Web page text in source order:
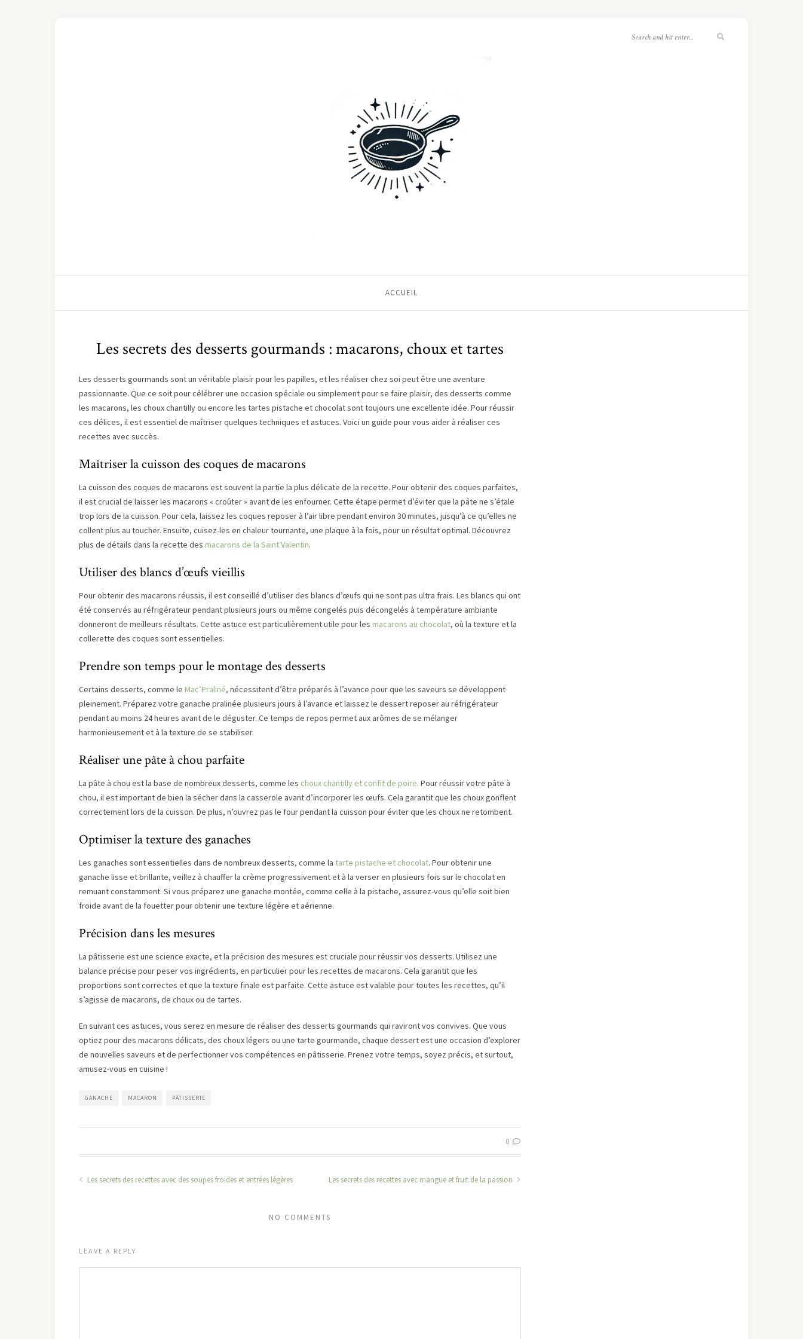
ACCUEIL
Les secrets des desserts gourmands : macarons, choux et tartes
Les desserts gourmands sont un véritable plaisir pour les papilles, et les réaliser chez soi peut être une aventure
passionnante. Que ce soit pour célébrer une occasion spéciale ou simplement pour se faire plaisir, des desserts comme
les macarons, les choux chantilly ou encore les tartes pistache et chocolat sont toujours une excellente idée. Pour réussir
ces délices, il est essentiel de maîtriser quelques techniques et astuces. Voici un guide pour vous aider à réaliser ces
recettes avec succès.
Maîtriser la cuisson des coques de macarons
La cuisson des coques de macarons est souvent la partie la plus délicate de la recette. Pour obtenir des coques parfaites,
il est crucial de laisser les macarons « croûter » avant de les enfourner. Cette étape permet d’éviter que la pâte ne s’étale
trop lors de la cuisson. Pour cela, laissez les coques reposer à l’air libre pendant environ 30 minutes, jusqu’à ce qu’elles ne
collent plus au toucher. Ensuite, cuisez-les en chaleur tournante, une plaque à la fois, pour un résultat optimal. Découvrez
plus de détails dans la recette des macarons de la Saint Valentin.
Utiliser des blancs d’œufs vieillis
Pour obtenir des macarons réussis, il est conseillé d’utiliser des blancs d’œufs qui ne sont pas ultra frais. Les blancs qui ont
été conservés au réfrigérateur pendant plusieurs jours ou même congelés puis décongelés à température ambiante
donneront de meilleurs résultats. Cette astuce est particulièrement utile pour les macarons au chocolat, où la texture et la
collerette des coques sont essentielles.
Prendre son temps pour le montage des desserts
Certains desserts, comme le Mac’Praliné, nécessitent d’être préparés à l’avance pour que les saveurs se développent
pleinement. Préparez votre ganache pralinée plusieurs jours à l’avance et laissez le dessert reposer au réfrigérateur
pendant au moins 24 heures avant de le déguster. Ce temps de repos permet aux arômes de se mélanger
harmonieusement et à la texture de se stabiliser.
Réaliser une pâte à chou parfaite
La pâte à chou est la base de nombreux desserts, comme les choux chantilly et confit de poire. Pour réussir votre pâte à
chou, il est important de bien la sécher dans la casserole avant d’incorporer les œufs. Cela garantit que les choux gonflent
correctement lors de la cuisson. De plus, n’ouvrez pas le four pendant la cuisson pour éviter que les choux ne retombent.
Optimiser la texture des ganaches
Les ganaches sont essentielles dans de nombreux desserts, comme la tarte pistache et chocolat. Pour obtenir une
ganache lisse et brillante, veillez à chauffer la crème progressivement et à la verser en plusieurs fois sur le chocolat en
remuant constamment. Si vous préparez une ganache montée, comme celle à la pistache, assurez-vous qu’elle soit bien
froide avant de la fouetter pour obtenir une texture légère et aérienne.
Précision dans les mesures
La pâtisserie est une science exacte, et la précision des mesures est cruciale pour réussir vos desserts. Utilisez une
balance précise pour peser vos ingrédients, en particulier pour les recettes de macarons. Cela garantit que les
proportions sont correctes et que la texture finale est parfaite. Cette astuce est valable pour toutes les recettes, qu’il
s’agisse de macarons, de choux ou de tartes.
En suivant ces astuces, vous serez en mesure de réaliser des desserts gourmands qui raviront vos convives. Que vous
optiez pour des macarons délicats, des choux légers ou une tarte gourmande, chaque dessert est une occasion d’explorer
de nouvelles saveurs et de perfectionner vos compétences en pâtisserie. Prenez votre temps, soyez précis, et surtout,
amusez-vous en cuisine !
GANACHE MACARON PÂTISSERIE
0
Les secrets des recettes avec des soupes froides et entrées légères Les secrets des recettes avec mangue et fruit de la passion
NO COMMENTS
LEAVE A REPLY